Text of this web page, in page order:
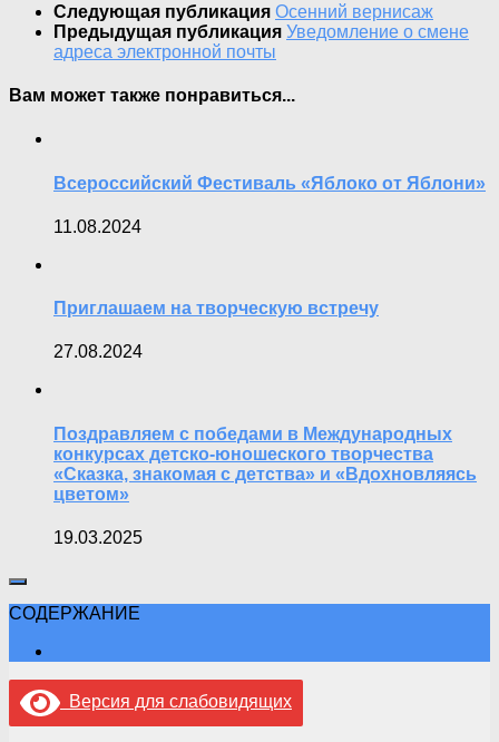
Следующая публикация Осенний вернисаж
Предыдущая публикация Уведомление о смене
адреса электронной почты
Вам может также понравиться...
Всероссийский Фестиваль «Яблоко от Яблони»
11.08.2024
Приглашаем на творческую встречу
27.08.2024
Поздравляем с победами в Международных
конкурсах детско-юношеского творчества
«Сказка, знакомая с детства» и «Вдохновляясь
цветом»
19.03.2025
СОДЕРЖАНИЕ
Версия для слабовидящих